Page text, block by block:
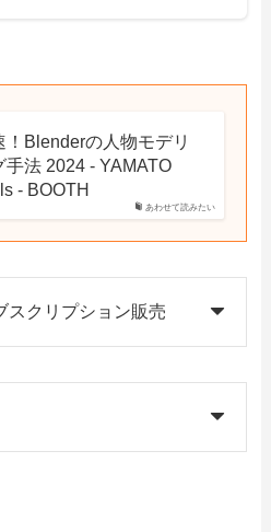
あわせて読みたい
！Blenderの人物モデリ
手法 2024 - YAMATO
- BOOTH
スクリプション販売